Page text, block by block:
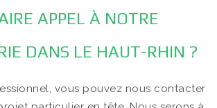
APPEL À NOTRE
DANS LE HAUT-RHIN ?
vous pouvez nous contacter